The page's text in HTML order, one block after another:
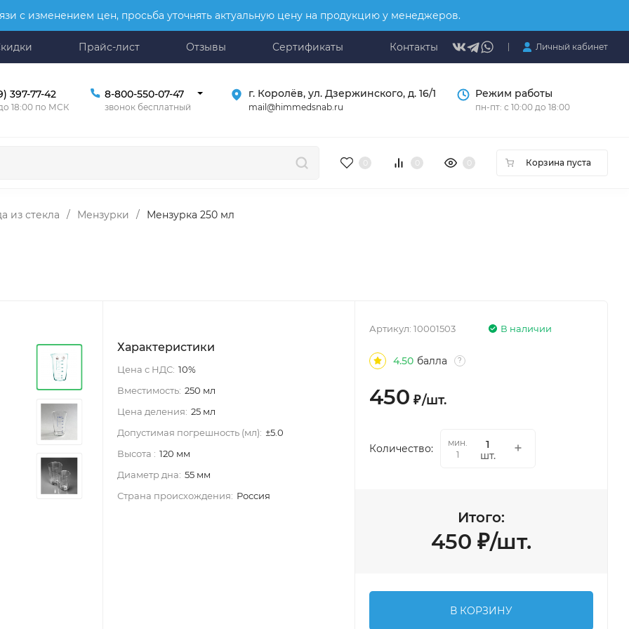
с изменением цен, просьба уточнять актуальную цену на продукцию у менеджеров.
Прайс-лист Отзывы Сертификаты Контакты Личный кабинет
397-77-42
18:00 по МСК
8-800-550-07-47
звонок бесплатный
г. Королёв, ул. Дзержинского, д. 16/1
mail@himmedsnab.ru
Режим работы
пн-пт: с 10:00 до 18:00
Корзина пуста
из стекла / Мензурки / Мензурка 250 мл
Характеристики
Цена с НДС: 10%
Вместимость: 250 мл
Цена деления: 25 мл
Допустимая погрешность (мл): ±5.0
Высота : 120 мм
Диаметр дна: 55 мм
Страна происхождения: Россия
В наличии
Артикул:10001503
4.50 балла ?
450 ₽/шт.
Количество:
мин.
1
шт.
Итого:
450 ₽/шт.
В КОРЗИНУ